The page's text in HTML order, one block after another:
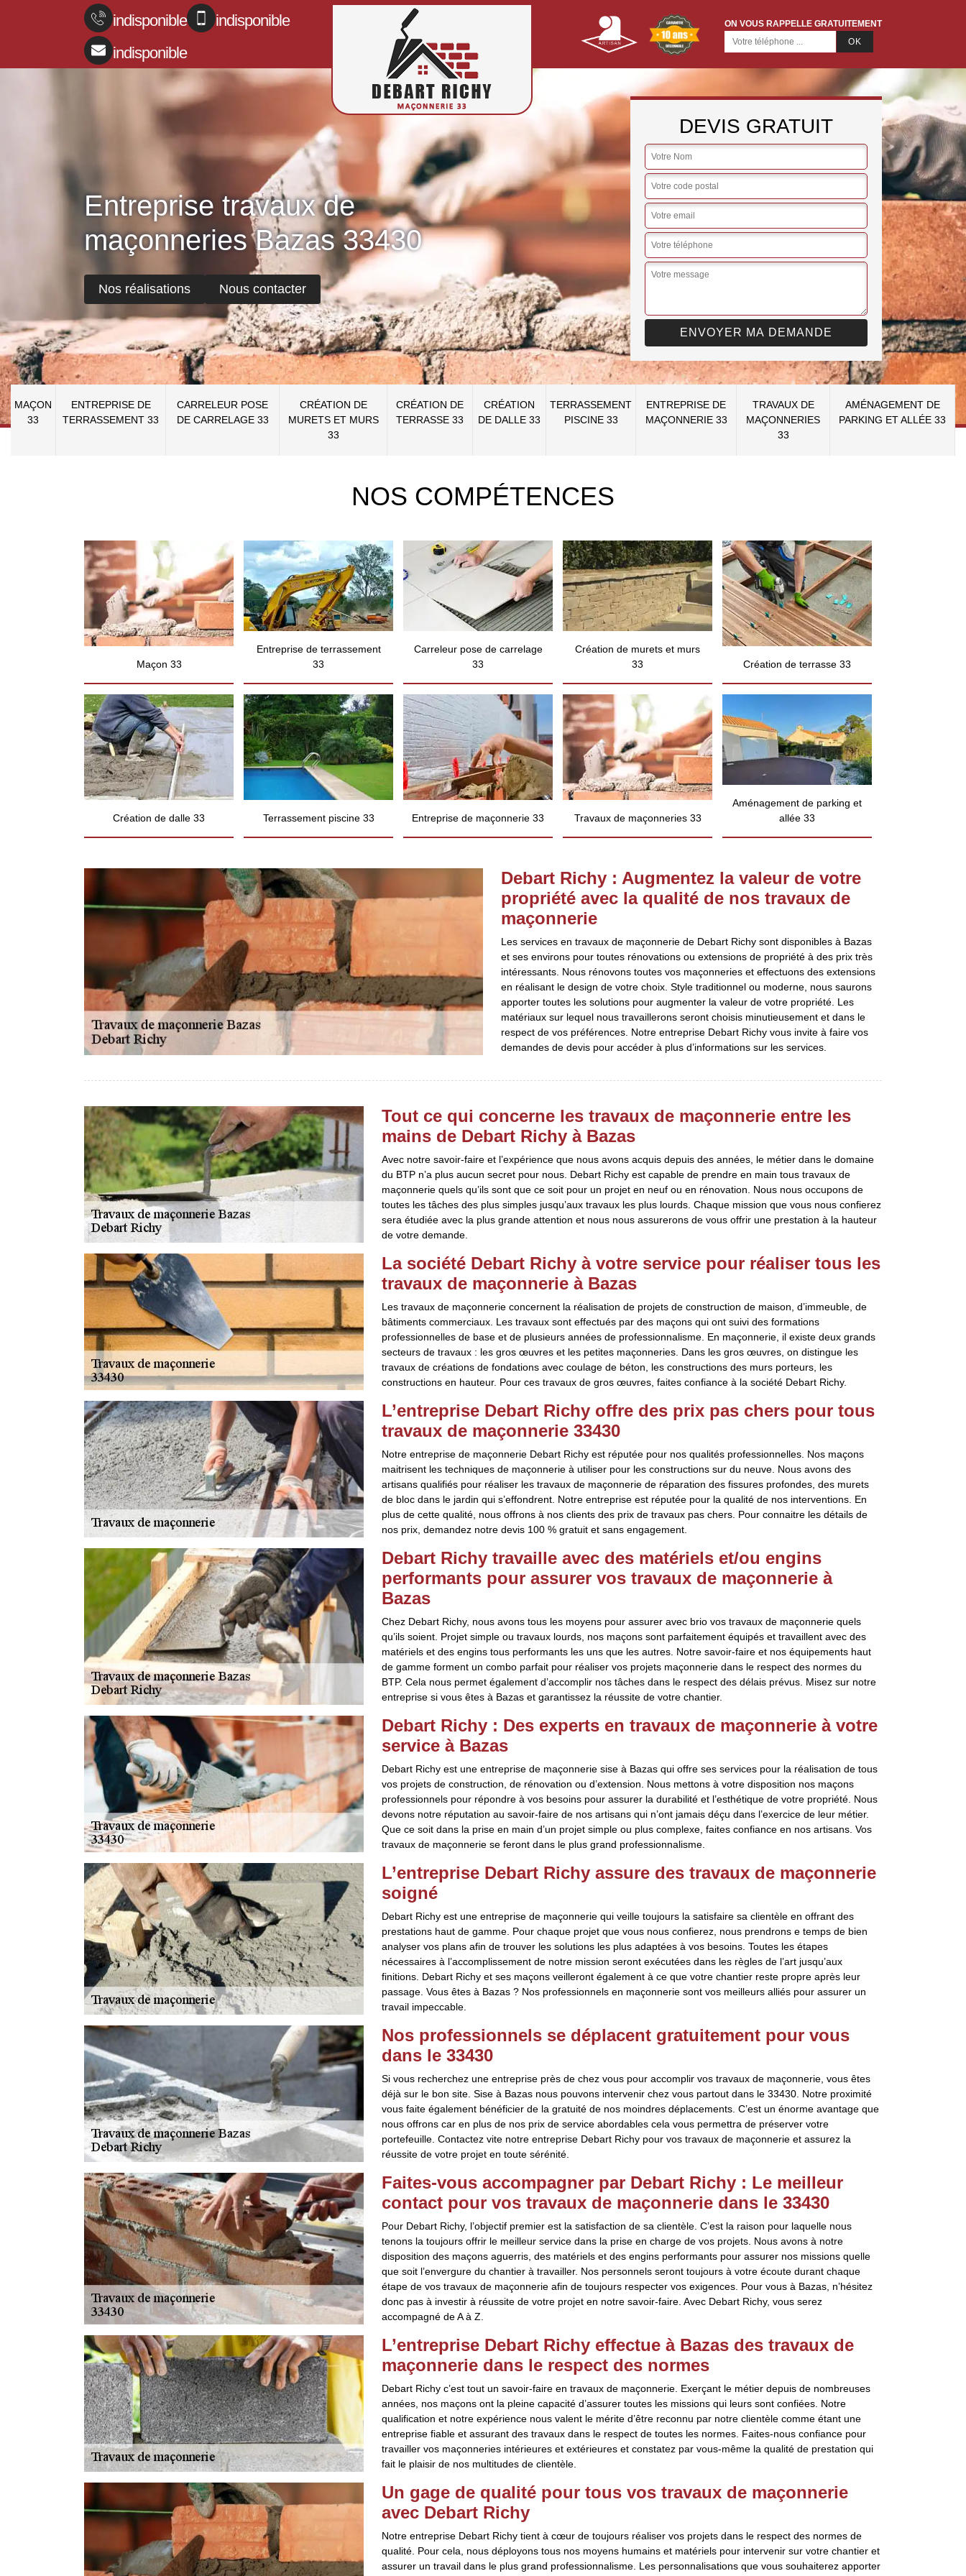
indisponible
indisponible
indisponible
ON VOUS RAPPELLE GRATUITEMENT
Entreprise travaux de
maçonneries Bazas 33430
Nos réalisations Nous contacter
DEVIS GRATUIT
MAÇON
33
ENTREPRISE DE
TERRASSEMENT 33
CARRELEUR POSE
DE CARRELAGE 33
CRÉATION DE
MURETS ET MURS
33
CRÉATION DE
TERRASSE 33
CRÉATION
DE DALLE 33
TERRASSEMENT
PISCINE 33
ENTREPRISE DE
MAÇONNERIE 33
TRAVAUX DE
MAÇONNERIES
33
AMÉNAGEMENT DE
PARKING ET ALLÉE 33
NOS COMPÉTENCES
Maçon 33
Entreprise de terrassement
33
Carreleur pose de carrelage
33
Création de murets et murs
33
Création de terrasse 33
Création de dalle 33 Terrassement piscine 33 Entreprise de maçonnerie 33 Travaux de maçonneries 33
Aménagement de parking et
allée 33
Debart Richy : Augmentez la valeur de votre
propriété avec la qualité de nos travaux de
maçonnerie
Les services en travaux de maçonnerie de Debart Richy sont disponibles à Bazas
et ses environs pour toutes rénovations ou extensions de propriété à des prix très
intéressants. Nous rénovons toutes vos maçonneries et effectuons des extensions
en réalisant le design de votre choix. Style traditionnel ou moderne, nous saurons
apporter toutes les solutions pour augmenter la valeur de votre propriété. Les
matériaux sur lequel nous travaillerons seront choisis minutieusement et dans le
respect de vos préférences. Notre entreprise Debart Richy vous invite à faire vos
demandes de devis pour accéder à plus d’informations sur les services.
Tout ce qui concerne les travaux de maçonnerie entre les
mains de Debart Richy à Bazas
Avec notre savoir-faire et l’expérience que nous avons acquis depuis des années, le métier dans le domaine
du BTP n’a plus aucun secret pour nous. Debart Richy est capable de prendre en main tous travaux de
maçonnerie quels qu’ils sont que ce soit pour un projet en neuf ou en rénovation. Nous nous occupons de
toutes les tâches des plus simples jusqu’aux travaux les plus lourds. Chaque mission que vous nous confierez
sera étudiée avec la plus grande attention et nous nous assurerons de vous offrir une prestation à la hauteur
de votre demande.
La société Debart Richy à votre service pour réaliser tous les
travaux de maçonnerie à Bazas
Les travaux de maçonnerie concernent la réalisation de projets de construction de maison, d’immeuble, de
bâtiments commerciaux. Les travaux sont effectués par des maçons qui ont suivi des formations
professionnelles de base et de plusieurs années de professionnalisme. En maçonnerie, il existe deux grands
secteurs de travaux : les gros œuvres et les petites maçonneries. Dans les gros œuvres, on distingue les
travaux de créations de fondations avec coulage de béton, les constructions des murs porteurs, les
constructions en hauteur. Pour ces travaux de gros œuvres, faites confiance à la société Debart Richy.
L’entreprise Debart Richy offre des prix pas chers pour tous
travaux de maçonnerie 33430
Notre entreprise de maçonnerie Debart Richy est réputée pour nos qualités professionnelles. Nos maçons
maitrisent les techniques de maçonnerie à utiliser pour les constructions sur du neuve. Nous avons des
artisans qualifiés pour réaliser les travaux de maçonnerie de réparation des fissures profondes, des murets
de bloc dans le jardin qui s’effondrent. Notre entreprise est réputée pour la qualité de nos interventions. En
plus de cette qualité, nous offrons à nos clients des prix de travaux pas chers. Pour connaitre les détails de
nos prix, demandez notre devis 100 % gratuit et sans engagement.
Debart Richy travaille avec des matériels et/ou engins
performants pour assurer vos travaux de maçonnerie à
Bazas
Chez Debart Richy, nous avons tous les moyens pour assurer avec brio vos travaux de maçonnerie quels
qu’ils soient. Projet simple ou travaux lourds, nos maçons sont parfaitement équipés et travaillent avec des
matériels et des engins tous performants les uns que les autres. Notre savoir-faire et nos équipements haut
de gamme forment un combo parfait pour réaliser vos projets maçonnerie dans le respect des normes du
BTP. Cela nous permet également d’accomplir nos tâches dans le respect des délais prévus. Misez sur notre
entreprise si vous êtes à Bazas et garantissez la réussite de votre chantier.
Debart Richy : Des experts en travaux de maçonnerie à votre
service à Bazas
Debart Richy est une entreprise de maçonnerie sise à Bazas qui offre ses services pour la réalisation de tous
vos projets de construction, de rénovation ou d’extension. Nous mettons à votre disposition nos maçons
professionnels pour répondre à vos besoins pour assurer la durabilité et l’esthétique de votre propriété. Nous
devons notre réputation au savoir-faire de nos artisans qui n’ont jamais déçu dans l’exercice de leur métier.
Que ce soit dans la prise en main d’un projet simple ou plus complexe, faites confiance en nos artisans. Vos
travaux de maçonnerie se feront dans le plus grand professionnalisme.
L’entreprise Debart Richy assure des travaux de maçonnerie
soigné
Debart Richy est une entreprise de maçonnerie qui veille toujours la satisfaire sa clientèle en offrant des
prestations haut de gamme. Pour chaque projet que vous nous confierez, nous prendrons e temps de bien
analyser vos plans afin de trouver les solutions les plus adaptées à vos besoins. Toutes les étapes
nécessaires à l’accomplissement de notre mission seront exécutées dans les règles de l’art jusqu’aux
finitions. Debart Richy et ses maçons veilleront également à ce que votre chantier reste propre après leur
passage. Vous êtes à Bazas ? Nos professionnels en maçonnerie sont vos meilleurs alliés pour assurer un
travail impeccable.
Nos professionnels se déplacent gratuitement pour vous
dans le 33430
Si vous recherchez une entreprise près de chez vous pour accomplir vos travaux de maçonnerie, vous êtes
déjà sur le bon site. Sise à Bazas nous pouvons intervenir chez vous partout dans le 33430. Notre proximité
vous faite également bénéficier de la gratuité de nos moindres déplacements. C’est un énorme avantage que
nous offrons car en plus de nos prix de service abordables cela vous permettra de préserver votre
portefeuille. Contactez vite notre entreprise Debart Richy pour vos travaux de maçonnerie et assurez la
réussite de votre projet en toute sérénité.
Faites-vous accompagner par Debart Richy : Le meilleur
contact pour vos travaux de maçonnerie dans le 33430
Pour Debart Richy, l’objectif premier est la satisfaction de sa clientèle. C’est la raison pour laquelle nous
tenons la toujours offrir le meilleur service dans la prise en charge de vos projets. Nous avons à notre
disposition des maçons aguerris, des matériels et des engins performants pour assurer nos missions quelle
que soit l’envergure du chantier à travailler. Nos personnels seront toujours à votre écoute durant chaque
étape de vos travaux de maçonnerie afin de toujours respecter vos exigences. Pour vous à Bazas, n’hésitez
donc pas à investir à réussite de votre projet en notre savoir-faire. Avec Debart Richy, vous serez
accompagné de A à Z.
L’entreprise Debart Richy effectue à Bazas des travaux de
maçonnerie dans le respect des normes
Debart Richy c’est tout un savoir-faire en travaux de maçonnerie. Exerçant le métier depuis de nombreuses
années, nos maçons ont la pleine capacité d’assurer toutes les missions qui leurs sont confiées. Notre
qualification et notre expérience nous valent le mérite d’être reconnu par notre clientèle comme étant une
entreprise fiable et assurant des travaux dans le respect de toutes les normes. Faites-nous confiance pour
travailler vos maçonneries intérieures et extérieures et constatez par vous-même la qualité de prestation qui
fait le plaisir de nos multitudes de clientèle.
Un gage de qualité pour tous vos travaux de maçonnerie
avec Debart Richy
Notre entreprise Debart Richy tient à cœur de toujours réaliser vos projets dans le respect des normes de
qualité. Pour cela, nous déployons tous nos moyens humains et matériels pour intervenir sur votre chantier et
assurer un travail dans le plus grand professionnalisme. Les personnalisations que vous souhaiterez apporter